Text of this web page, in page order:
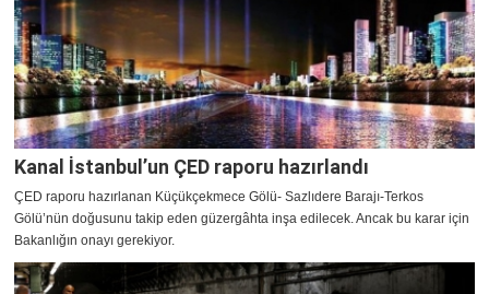
Kanal İstanbul’un ÇED raporu hazırlandı
ÇED raporu hazırlanan Küçükçekmece Gölü- Sazlıdere Barajı-Terkos
Gölü’nün doğusunu takip eden güzergâhta inşa edilecek. Ancak bu karar için
Bakanlığın onayı gerekiyor.